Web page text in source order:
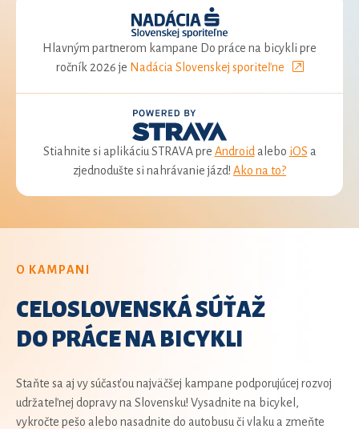
Hlavným partnerom kampane Do práce na bicykli pre
ročník 2026 je Nadácia Slovenskej sporiteľne
Stiahnite si aplikáciu STRAVA pre Android alebo iOS a
zjednodušte si nahrávanie jázd! Ako na to?
O KAMPANI
CELOSLOVENSKÁ SÚŤAŽ
DO PRÁCE NA BICYKLI
Staňte sa aj vy súčasťou najväčšej kampane podporujúcej rozvoj
udržateľnej dopravy na Slovensku! Vysadnite na bicykel,
vykročte pešo alebo nasadnite do autobusu či vlaku a zmeňte